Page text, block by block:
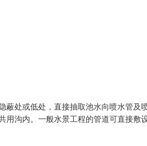
蔽处或低处，直接抽取池水向喷水管及
用沟内。一般水景工程的管道可直接敷